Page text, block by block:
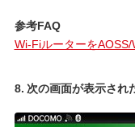
参考FAQ
Wi-Fiルーターを
8. 次の画面が表示され